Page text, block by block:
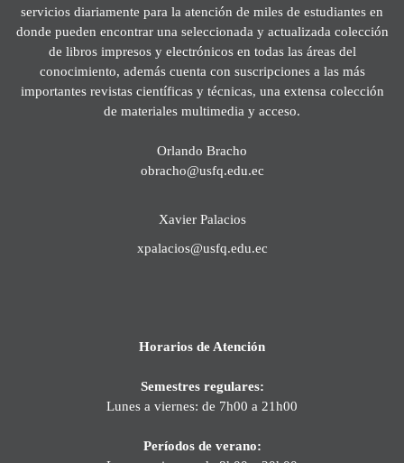
servicios diariamente para la atención de miles de estudiantes en
donde pueden encontrar una seleccionada y actualizada colección
de libros impresos y electrónicos en todas las áreas del
conocimiento, además cuenta con suscripciones a las más
importantes revistas científicas y técnicas, una extensa colección
de materiales multimedia y acceso.
Orlando Bracho
obracho@usfq.edu.ec
Xavier Palacios
xpalacios@usfq.edu.ec
Horarios de Atención
Semestres regulares:
Lunes a viernes: de 7h00 a 21h00
Períodos de verano: